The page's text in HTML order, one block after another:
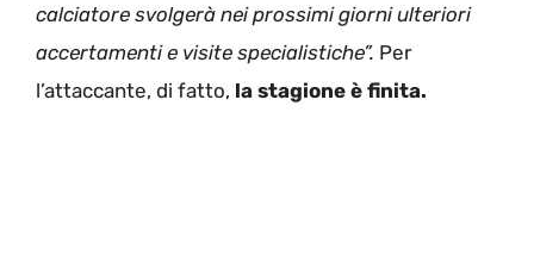
calciatore svolgerà nei prossimi giorni ulteriori
accertamenti e visite specialistiche”. Per
l’attaccante, di fatto, la stagione è finita.